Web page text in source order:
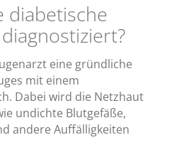
diabetische
eine gründliche
mit einem
Dabei wird die Netzhaut
undichte Blutgefäße,
andere Auffälligkeiten